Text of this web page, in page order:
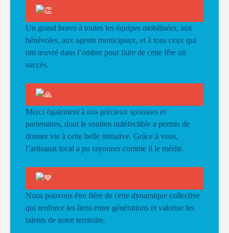
Un grand bravo à toutes les équipes mobilisées, aux
bénévoles, aux agents municipaux, et à tous ceux qui
ont œuvré dans l’ombre pour faire de cette fête un
succès.
Merci également à nos précieux sponsors et
partenaires, dont le soutien indéfectible a permis de
donner vie à cette belle initiative. Grâce à vous,
l’artisanat local a pu rayonner comme il le mérite.
Nous pouvons être fière de cette dynamique collective
qui renforce les liens entre générations et valorise les
talents de notre territoire.